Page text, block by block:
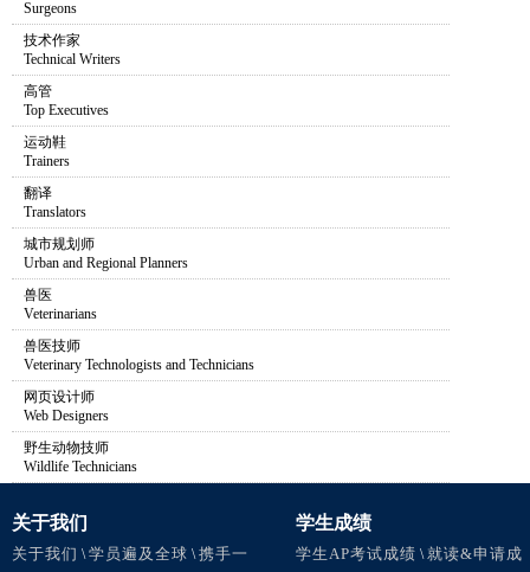
Surgeons
技术作家
Technical Writers
高管
Top Executives
运动鞋
Trainers
翻译
Translators
城市规划师
Urban and Regional Planners
兽医
Veterinarians
兽医技师
Veterinary Technologists and Technicians
网页设计师
Web Designers
野生动物技师
Wildlife Technicians
关于我们
关于我们 \学员遍及全球 \携手一
学生成绩
学生AP考试成绩 \就读&申请成